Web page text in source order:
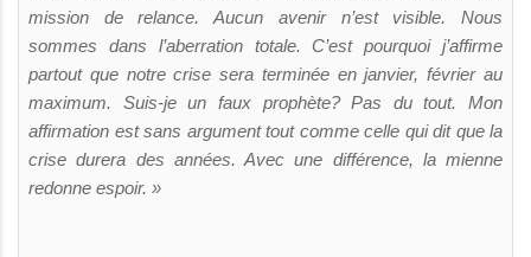
mission de relance. Aucun avenir n’est visible. Nous
sommes dans l’aberration totale. C’est pourquoi j’affirme
partout que notre crise sera terminée en janvier, février au
maximum. Suis-je un faux prophète? Pas du tout. Mon
affirmation est sans argument tout comme celle qui dit que la
crise durera des années. Avec une différence, la mienne
redonne espoir. »